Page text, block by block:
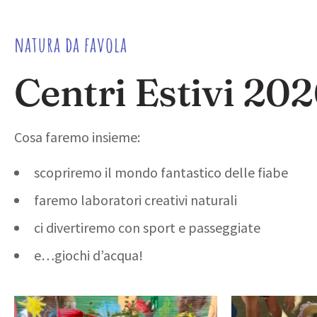
natura da favola
Centri Estivi
Cosa faremo insieme:
scopriremo il mondo fantastico delle fiabe
faremo laboratori creativi naturali
ci divertiremo con sport e passeggiate
e…giochi d’acqua!